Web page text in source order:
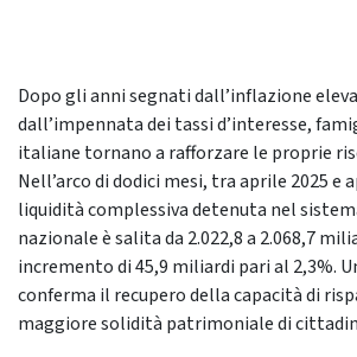
Dopo gli anni segnati dall’inflazione
dall’impennata dei tassi d’interesse,
italiane tornano a rafforzare le proprie
Nell’arco di dodici mesi, tra aprile 2025 e
liquidità complessiva detenuta nel
nazionale è salita da 2.022,8 a 2.068,7
incremento di 45,9 miliardi pari al 2,3%.
conferma il recupero della capacità di
maggiore solidità patrimoniale di